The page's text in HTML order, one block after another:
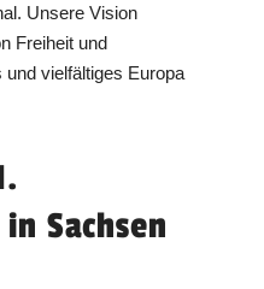
Unsere Vision
Freiheit und
vielfältiges Europa
Sachsen